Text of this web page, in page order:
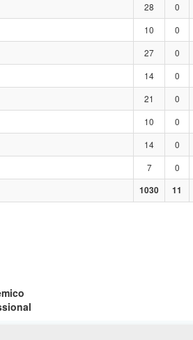
28 0
10 0
27 0
14 0
21 0
10 0
14 0
7 0
1030 11